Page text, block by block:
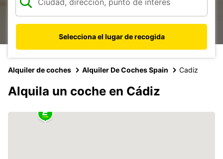
Selecciona el lugar de recogida
Alquiler de coches Alquiler De Coches Spain Cadiz
Alquila un coche en Cádiz